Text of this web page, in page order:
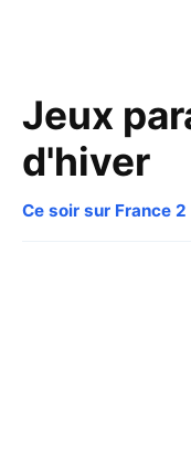
Jeux
d'hiver
Ce soir sur France 2